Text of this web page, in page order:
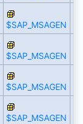
$SAP_MSAGEN
$SAP_MSAGEN
$SAP_MSAGEN
$SAP_MSAGEN